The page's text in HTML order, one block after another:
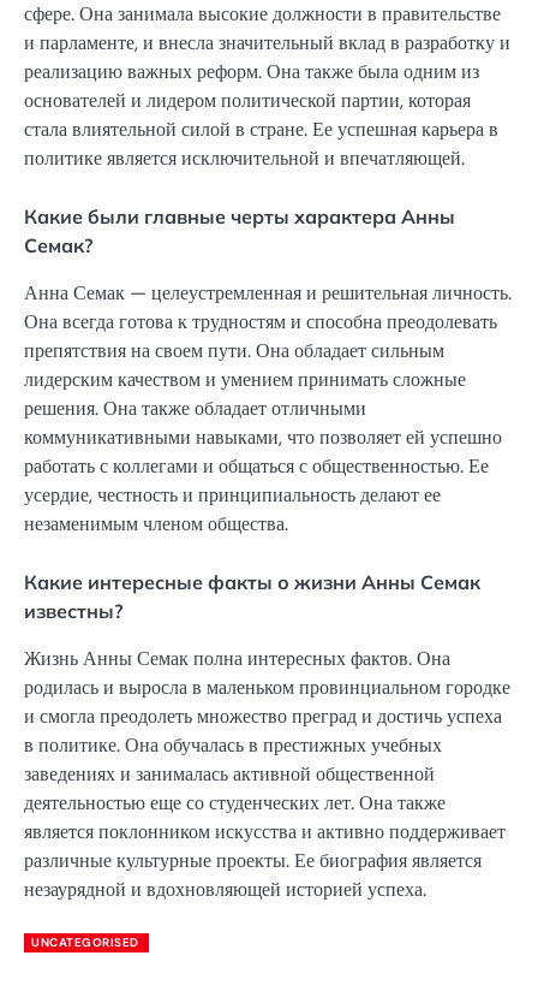
сфере. Она занимала высокие должности в правительстве
и парламенте, и внесла значительный вклад в разработку и
реализацию важных реформ. Она также была одним из
основателей и лидером политической партии, которая
стала влиятельной силой в стране. Ее успешная карьера в
политике является исключительной и впечатляющей.
Какие были главные черты характера Анны
Семак?
Анна Семак — целеустремленная и решительная личность.
Она всегда готова к трудностям и способна преодолевать
препятствия на своем пути. Она обладает сильным
лидерским качеством и умением принимать сложные
решения. Она также обладает отличными
коммуникативными навыками, что позволяет ей успешно
работать с коллегами и общаться с общественностью. Ее
усердие, честность и принципиальность делают ее
незаменимым членом общества.
Какие интересные факты о жизни Анны Семак
известны?
Жизнь Анны Семак полна интересных фактов. Она
родилась и выросла в маленьком провинциальном городке
и смогла преодолеть множество преград и достичь успеха
в политике. Она обучалась в престижных учебных
заведениях и занималась активной общественной
деятельностью еще со студенческих лет. Она также
является поклонником искусства и активно поддерживает
различные культурные проекты. Ее биография является
незаурядной и вдохновляющей историей успеха.
UNCATEGORISED